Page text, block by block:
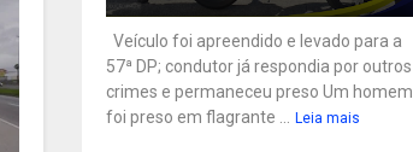
Veículo foi apreendido e levado para a
57ª DP; condutor já respondia por outros
crimes e permaneceu preso Um homem
foi preso em flagrante ... Leia mais